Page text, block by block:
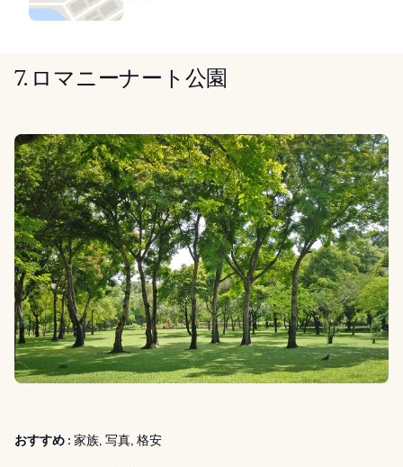
7. ロマニーナート公園
おすすめ : 家族, 写真, 格安